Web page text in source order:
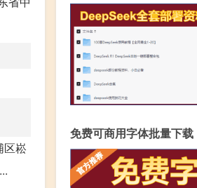
区崧
免费可商用字体批量下载